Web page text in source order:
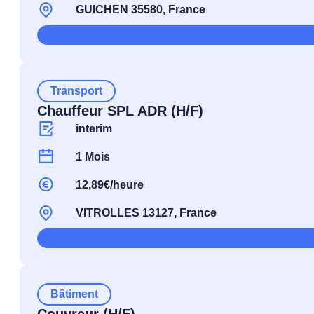
GUICHEN 35580, France
Transport
Chauffeur SPL ADR (H/F)
interim
1 Mois
12,89€/heure
VITROLLES 13127, France
Bâtiment